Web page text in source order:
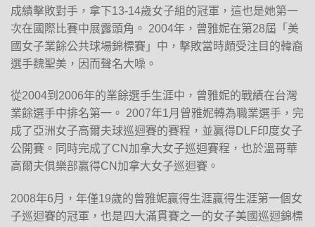
成績擊敗對手，拿下13-14歲女子組的冠軍，這也是她第一
次在國際比賽中展露頭角。 2004年，曾雅妮在第28屆「美
國女子業餘公共球場錦標賽」中，擊敗當時頗受注目的韓裔
選手魏聖美，因而聲名大噪。
從2004到2006年的業餘選手生涯中，曾雅妮的戰績在台灣
業餘選手中排名第一。 2007年1月曾雅妮轉為職業選手，完
成了亞洲女子高爾夫球巡迴賽的賽程，並贏得DLF印度女子
公開賽。同時完成了CN加拿大女子巡迴賽程，也於溫哥華
高爾夫俱樂部贏得CN加拿大女子巡迴賽。
2008年6月，年僅19歲的曾雅妮贏得生涯贏得生涯第一個女
子巡迴賽的冠軍，也是四大滿貫賽之一的女子美國巡迴錦標